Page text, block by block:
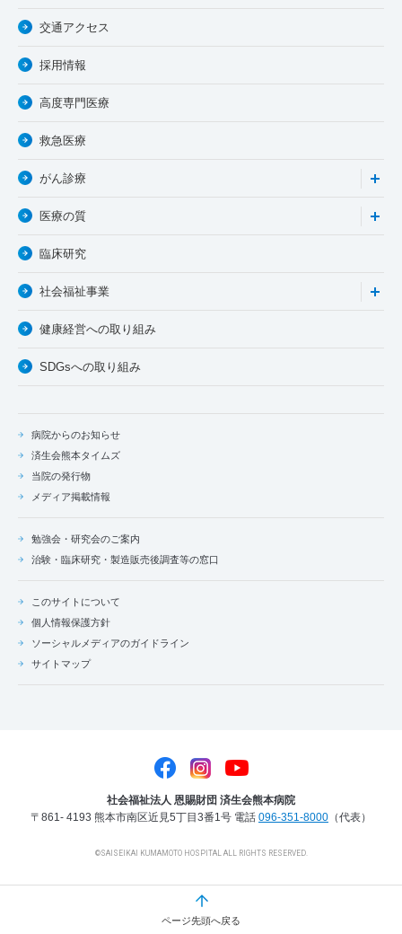
病院からのお知らせ
済生会熊本タイムズ
当院の発行物
メディア掲載情報
勉強会・研究会のご案内
治験・臨床研究・製造販売後調査等の窓口
このサイトについて
個人情報保護方針
ソーシャルメディアのガイドライン
サイトマップ
交通アクセス
採用情報
高度専門医療
救急医療
がん診療
医療の質
臨床研究
社会福祉事業
健康経営への取り組み
SDGsへの取り組み
社会福祉法人 恩賜財団 済生会熊本病院
〒861- 4193 熊本市南区近見5丁目3番1号 電話 096-351-8000 （代表）
©SAISEIKAI KUMAMOTO HOSPITAL ALL RIGHTS RESERVED.
ページ先頭へ戻る